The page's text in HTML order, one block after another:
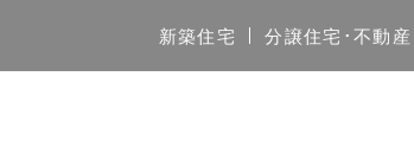
新築住宅 分譲住宅･不動産